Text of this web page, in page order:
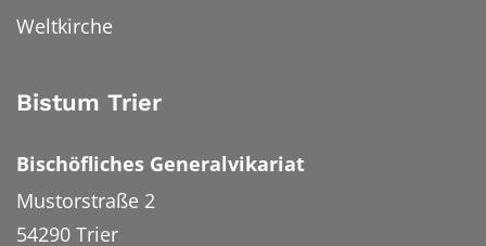
Weltkirche
Bistum Trier
Bischöfliches Generalvikariat
Mustorstraße 2
54290 Trier